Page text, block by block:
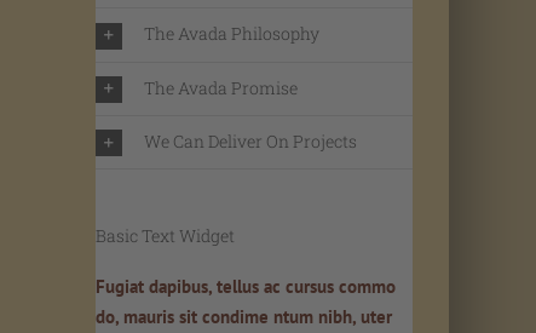
The Avada Philosophy
The Avada Promise
We Can Deliver On Projects
Basic Text Widget
Fugiat dapibus, tellus ac cursus commo
do, mauris sit condime ntum nibh, uter